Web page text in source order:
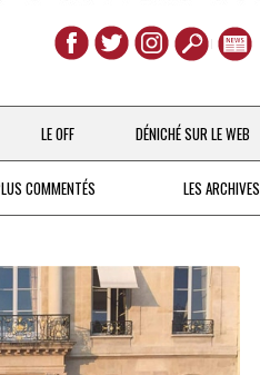
Aller
au
contenu
CUILLÈRE
FEMME
LE OFF DÉNICHÉ SUR LE WEB
COMMENTÉS LES ARCHIVES